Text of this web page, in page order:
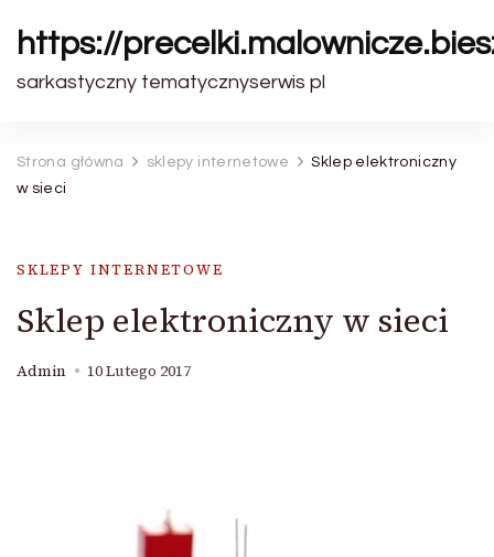
https://
sarkastyczny tematycznyserwis pl
Strona główna sklepy internetowe
Sklep elektroniczny
w sieci
SKLEPY INTERNETOWE
Sklep elektroniczny w sieci
Admin 10 Lutego 2017